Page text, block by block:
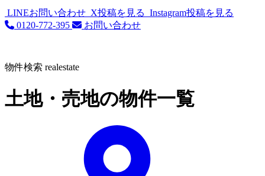
LINEお問い合わせ X投稿を見る Instagram投稿を見る
0120-772-395
お問い合わせ
物件検索 realestate
土地・売地の物件一覧